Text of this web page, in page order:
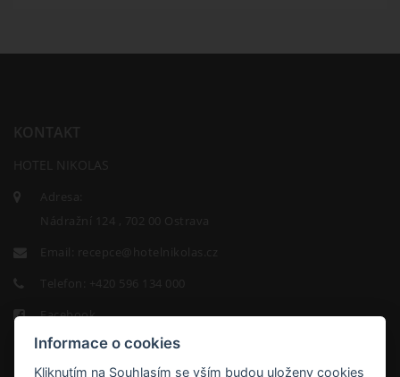
HOTEL NIKOLAS
Adresa:
Nádražní 124 , 702 00 Ostrava
Email:
recepce@hotelnikolas.cz
Telefon:
+420 596 134 000
Facebook
Informace o cookies
Kliknutím na Souhlasím se vším budou uloženy cookies